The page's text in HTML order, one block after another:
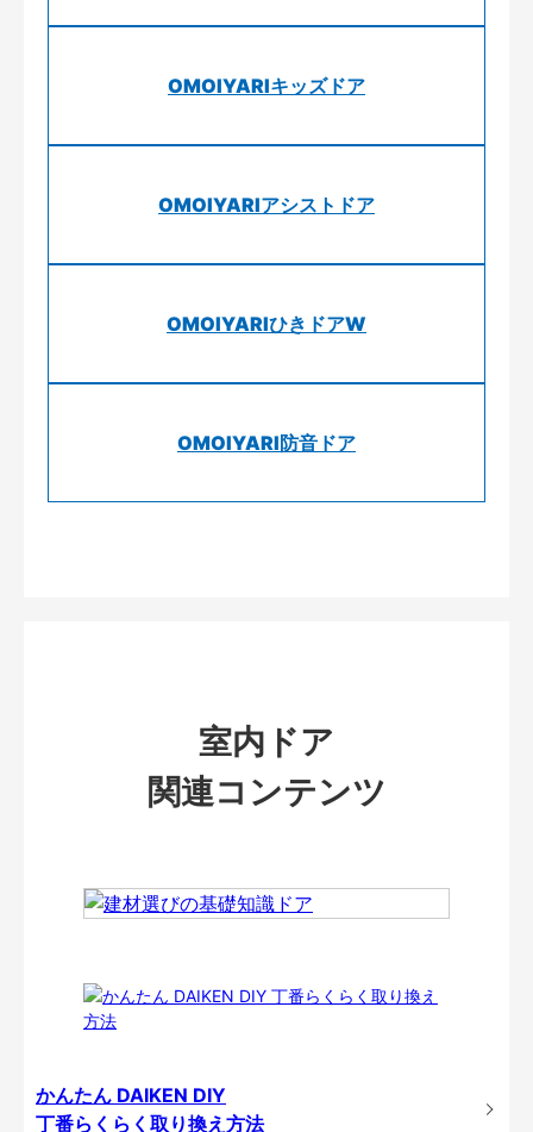
OMOIYARIキッズドア
OMOIYARIアシストドア
OMOIYARIひきドアW
OMOIYARI防音ドア
室内ドア
関連コンテンツ
かんたん DAIKEN DIY
丁番らくらく取り換え方法